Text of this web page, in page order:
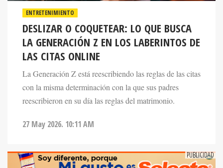
DESLIZAR O COQUETEAR: LO QUE BUSCA
LA GENERACIÓN Z EN LOS LABERINTOS DE
LAS CITAS ONLINE
La Generación Z está reescribiendo las reglas de las citas
con la misma determinación con la que sus padres
reescribieron en su día las reglas del matrimonio.